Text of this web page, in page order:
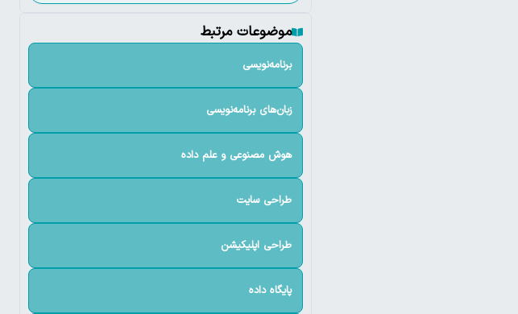
موضوعات مرتبط
برنامه‌نویسی
زبان‌های برنامه‌نویسی
هوش مصنوعی و علم داده
طراحی سایت
طراحی اپلیکیشن
پایگاه داده